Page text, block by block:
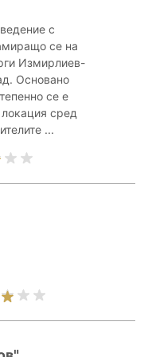
с
се на
Измирлиев-
Основано
се е
сред
...